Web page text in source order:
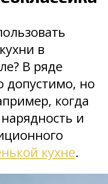
в
В ряде
допустимо, но
когда
и
кухне.